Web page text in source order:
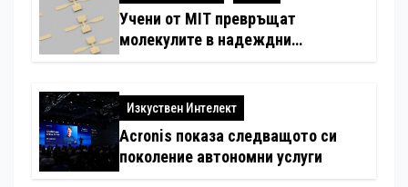
Учени от MIT превръщат
молекулите в надеждни
Изкуствен Интелект
Acronis показа следващото си
поколение автономни услуги